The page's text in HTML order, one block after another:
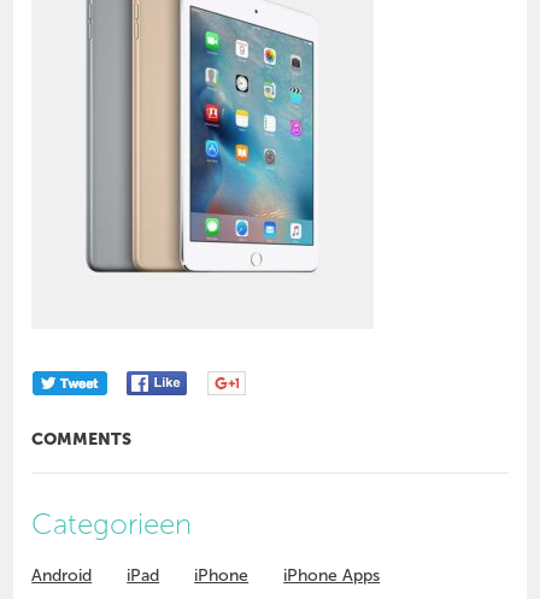
COMMENTS
Categorieen
Android iPad iPhone
iPhone Apps